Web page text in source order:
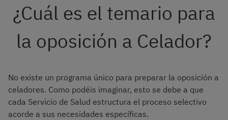
¿Cuál es el temario para
la oposición a Celador?
No existe un programa único para preparar la oposición a
celadores. Como podéis imaginar, esto se debe a que
cada Servicio de Salud estructura el proceso selectivo
acorde a sus necesidades específicas.